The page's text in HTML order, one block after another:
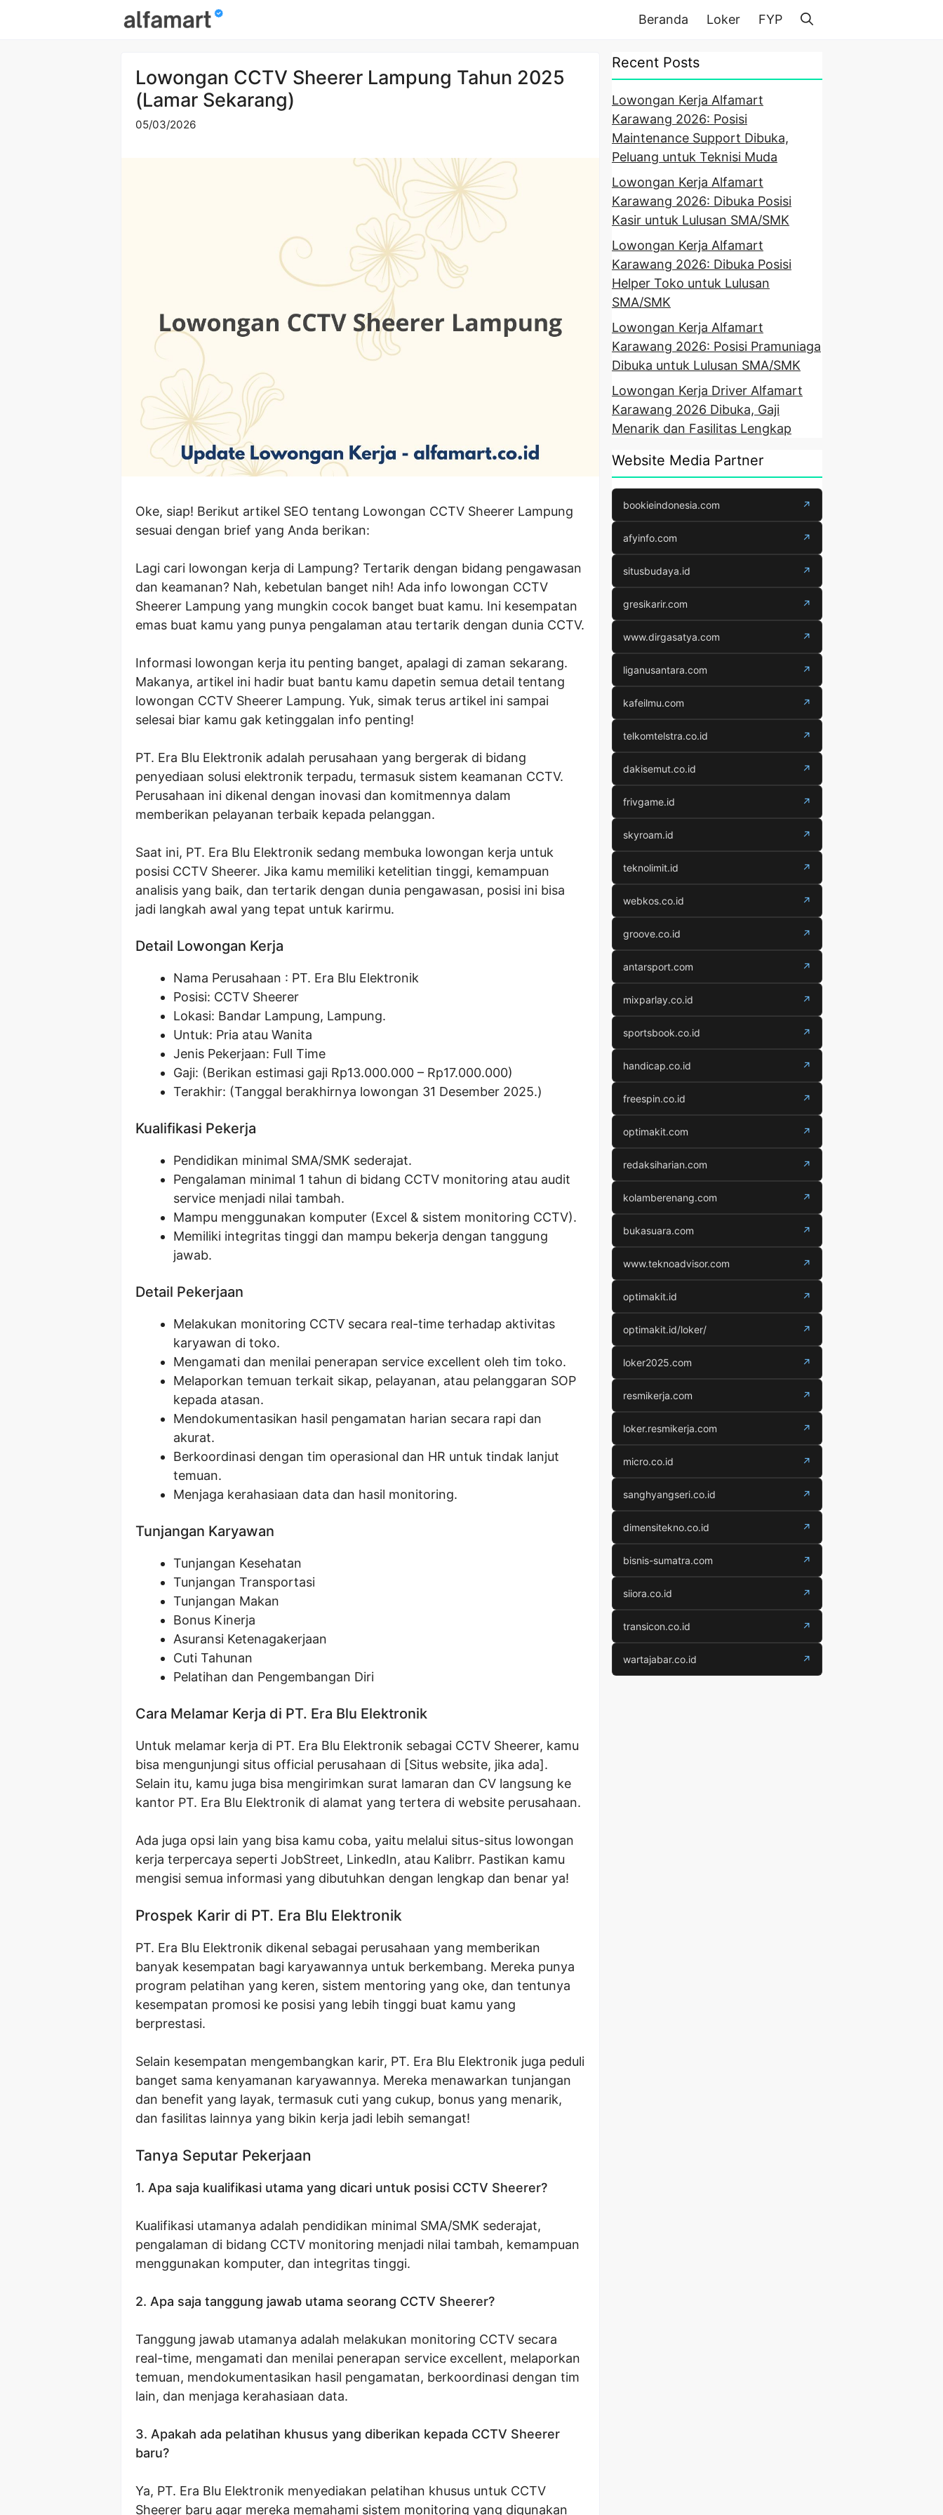
Beranda Loker FYP
Lowongan CCTV Sheerer Lampung Tahun 2025
(Lamar Sekarang)
05/03/2026
Oke, siap! Berikut artikel SEO tentang Lowongan CCTV Sheerer Lampung
sesuai dengan brief yang Anda berikan:
Lagi cari lowongan kerja di Lampung? Tertarik dengan bidang pengawasan
dan keamanan? Nah, kebetulan banget nih! Ada info lowongan CCTV
Sheerer Lampung yang mungkin cocok banget buat kamu. Ini kesempatan
emas buat kamu yang punya pengalaman atau tertarik dengan dunia CCTV.
Informasi lowongan kerja itu penting banget, apalagi di zaman sekarang.
Makanya, artikel ini hadir buat bantu kamu dapetin semua detail tentang
lowongan CCTV Sheerer Lampung. Yuk, simak terus artikel ini sampai
selesai biar kamu gak ketinggalan info penting!
PT. Era Blu Elektronik adalah perusahaan yang bergerak di bidang
penyediaan solusi elektronik terpadu, termasuk sistem keamanan CCTV.
Perusahaan ini dikenal dengan inovasi dan komitmennya dalam
memberikan pelayanan terbaik kepada pelanggan.
Saat ini, PT. Era Blu Elektronik sedang membuka lowongan kerja untuk
posisi CCTV Sheerer. Jika kamu memiliki ketelitian tinggi, kemampuan
analisis yang baik, dan tertarik dengan dunia pengawasan, posisi ini bisa
jadi langkah awal yang tepat untuk karirmu.
Detail Lowongan Kerja
Nama Perusahaan : PT. Era Blu Elektronik
Posisi: CCTV Sheerer
Lokasi: Bandar Lampung, Lampung.
Untuk: Pria atau Wanita
Jenis Pekerjaan: Full Time
Gaji: (Berikan estimasi gaji Rp13.000.000 – Rp17.000.000)
Terakhir: (Tanggal berakhirnya lowongan 31 Desember 2025.)
Kualifikasi Pekerja
Pendidikan minimal SMA/SMK sederajat.
Pengalaman minimal 1 tahun di bidang CCTV monitoring atau audit
service menjadi nilai tambah.
Mampu menggunakan komputer (Excel & sistem monitoring CCTV).
Memiliki integritas tinggi dan mampu bekerja dengan tanggung
jawab.
Detail Pekerjaan
Melakukan monitoring CCTV secara real-time terhadap aktivitas
karyawan di toko.
Mengamati dan menilai penerapan service excellent oleh tim toko.
Melaporkan temuan terkait sikap, pelayanan, atau pelanggaran SOP
kepada atasan.
Mendokumentasikan hasil pengamatan harian secara rapi dan
akurat.
Berkoordinasi dengan tim operasional dan HR untuk tindak lanjut
temuan.
Menjaga kerahasiaan data dan hasil monitoring.
Tunjangan Karyawan
Tunjangan Kesehatan
Tunjangan Transportasi
Tunjangan Makan
Bonus Kinerja
Asuransi Ketenagakerjaan
Cuti Tahunan
Pelatihan dan Pengembangan Diri
Cara Melamar Kerja di PT. Era Blu Elektronik
Untuk melamar kerja di PT. Era Blu Elektronik sebagai CCTV Sheerer, kamu
bisa mengunjungi situs official perusahaan di [Situs website, jika ada].
Selain itu, kamu juga bisa mengirimkan surat lamaran dan CV langsung ke
kantor PT. Era Blu Elektronik di alamat yang tertera di website perusahaan.
Ada juga opsi lain yang bisa kamu coba, yaitu melalui situs-situs lowongan
kerja terpercaya seperti JobStreet, LinkedIn, atau Kalibrr. Pastikan kamu
mengisi semua informasi yang dibutuhkan dengan lengkap dan benar ya!
Prospek Karir di PT. Era Blu Elektronik
PT. Era Blu Elektronik dikenal sebagai perusahaan yang memberikan
banyak kesempatan bagi karyawannya untuk berkembang. Mereka punya
program pelatihan yang keren, sistem mentoring yang oke, dan tentunya
kesempatan promosi ke posisi yang lebih tinggi buat kamu yang
berprestasi.
Selain kesempatan mengembangkan karir, PT. Era Blu Elektronik juga peduli
banget sama kenyamanan karyawannya. Mereka menawarkan tunjangan
dan benefit yang layak, termasuk cuti yang cukup, bonus yang menarik,
dan fasilitas lainnya yang bikin kerja jadi lebih semangat!
Tanya Seputar Pekerjaan
1. Apa saja kualifikasi utama yang dicari untuk posisi CCTV Sheerer?
Kualifikasi utamanya adalah pendidikan minimal SMA/SMK sederajat,
pengalaman di bidang CCTV monitoring menjadi nilai tambah, kemampuan
menggunakan komputer, dan integritas tinggi.
2. Apa saja tanggung jawab utama seorang CCTV Sheerer?
Tanggung jawab utamanya adalah melakukan monitoring CCTV secara
real-time, mengamati dan menilai penerapan service excellent, melaporkan
temuan, mendokumentasikan hasil pengamatan, berkoordinasi dengan tim
lain, dan menjaga kerahasiaan data.
3. Apakah ada pelatihan khusus yang diberikan kepada CCTV Sheerer
baru?
Ya, PT. Era Blu Elektronik menyediakan pelatihan khusus untuk CCTV
Sheerer baru agar mereka memahami sistem monitoring yang digunakan
Recent Posts
Lowongan Kerja Alfamart
Karawang 2026: Posisi
Maintenance Support Dibuka,
Peluang untuk Teknisi Muda
Lowongan Kerja Alfamart
Karawang 2026: Dibuka Posisi
Kasir untuk Lulusan SMA/SMK
Lowongan Kerja Alfamart
Karawang 2026: Dibuka Posisi
Helper Toko untuk Lulusan
SMA/SMK
Lowongan Kerja Alfamart
Karawang 2026: Posisi Pramuniaga
Dibuka untuk Lulusan SMA/SMK
Lowongan Kerja Driver Alfamart
Karawang 2026 Dibuka, Gaji
Menarik dan Fasilitas Lengkap
Website Media Partner
bookieindonesia.com ↗
afyinfo.com ↗
situsbudaya.id ↗
gresikarir.com ↗
www.dirgasatya.com ↗
liganusantara.com ↗
kafeilmu.com ↗
telkomtelstra.co.id ↗
dakisemut.co.id ↗
frivgame.id ↗
skyroam.id ↗
teknolimit.id ↗
webkos.co.id ↗
groove.co.id ↗
antarsport.com ↗
mixparlay.co.id ↗
sportsbook.co.id ↗
handicap.co.id ↗
freespin.co.id ↗
optimakit.com ↗
redaksiharian.com ↗
kolamberenang.com ↗
bukasuara.com ↗
www.teknoadvisor.com ↗
optimakit.id ↗
optimakit.id/loker/ ↗
loker2025.com ↗
resmikerja.com ↗
loker.resmikerja.com ↗
micro.co.id ↗
sanghyangseri.co.id ↗
dimensitekno.co.id ↗
bisnis-sumatra.com ↗
siiora.co.id ↗
transicon.co.id ↗
wartajabar.co.id ↗